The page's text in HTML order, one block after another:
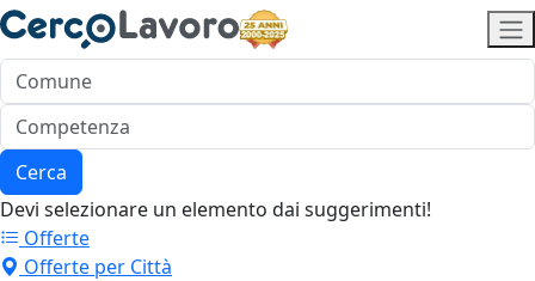
Cerca
Devi selezionare un elemento dai suggerimenti!
Offerte
Offerte per Città